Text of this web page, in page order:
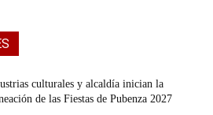
culturales y alcaldía inician la
de las Fiestas de Pubenza 2027